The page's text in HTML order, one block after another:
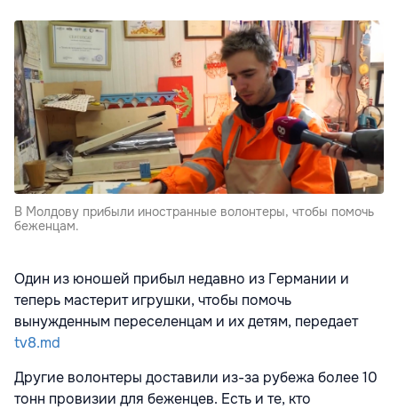
В Молдову прибыли иностранные волонтеры, чтобы помочь
беженцам.
Один из юношей прибыл недавно из Германии и
теперь мастерит игрушки, чтобы помочь
вынужденным переселенцам и их детям, передает
tv8.md
Другие волонтеры доставили из-за рубежа более 10
тонн провизии для беженцев. Есть и те, кто